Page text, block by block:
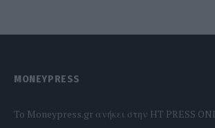
MONEYPRESS
To Moneypress.gr ανήκει στην HT PRESS